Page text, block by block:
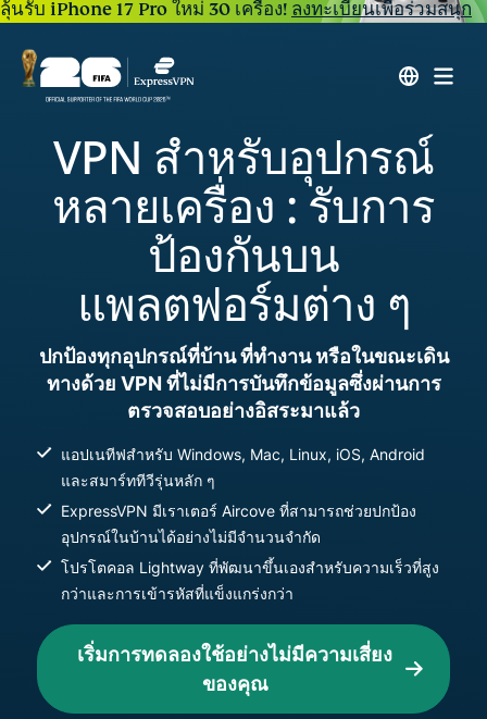
ลุ้นรับ iPhone 17 Pro ใหม่ 30 เครื่อง! ลงทะเบียนเพื่อร่วมสนุก
VPN สำหรับอุปกรณ์
หลายเครื่อง : รับการ
ป้องกันบน
แพลตฟอร์มต่าง ๆ
ปกป้องทุกอุปกรณ์ที่บ้าน ที่ทำงาน หรือในขณะเดิน
ทางด้วย VPN ที่ไม่มีการบันทึกข้อมูลซึ่งผ่านการ
ตรวจสอบอย่างอิสระมาแล้ว
แอปเนทีฟสำหรับ Windows, Mac, Linux, iOS, Android
และสมาร์ททีวีรุ่นหลัก ๆ
ExpressVPN มีเราเตอร์ Aircove ที่สามารถช่วยปกป้อง
อุปกรณ์ในบ้านได้อย่างไม่มีจำนวนจำกัด
โปรโตคอล Lightway ที่พัฒนาขึ้นเองสำหรับความเร็วที่สูง
กว่าและการเข้ารหัสที่แข็งแกร่งกว่า
เริ่มการทดลองใช้อย่างไม่มีความเสี่ยง
ของคุณ